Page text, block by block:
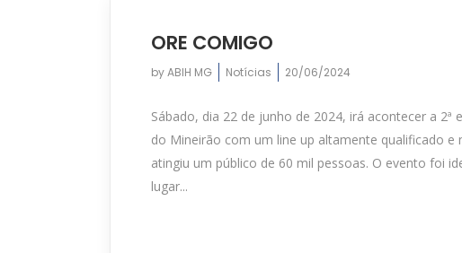
ORE COMIGO
byABIH MG Notícias 20/06/2024
Sábado, dia 22 de junho de 2024, irá acontecer a
do Mineirão com um line up altamente qualificado
atingiu um público de 60 mil pessoas. O evento foi
lugar...